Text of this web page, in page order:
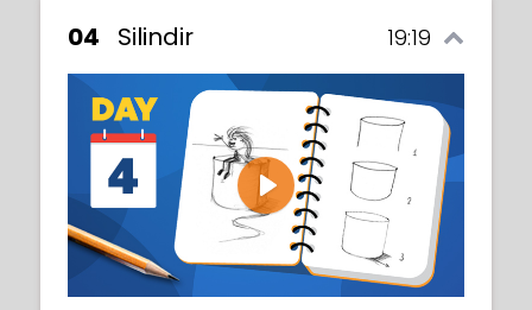
04 Silindir 19:19
Play